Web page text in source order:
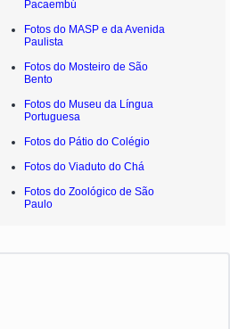
Pacaembú
Fotos do MASP e da Avenida
Paulista
Fotos do Mosteiro de São
Bento
Fotos do Museu da Língua
Portuguesa
Fotos do Pátio do Colégio
Fotos do Viaduto do Chá
Fotos do Zoológico de São
Paulo